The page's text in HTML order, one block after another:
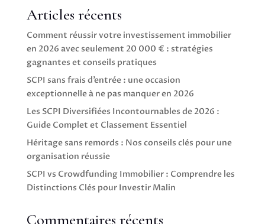
Articles récents
Comment réussir votre investissement immobilier
en 2026 avec seulement 20 000 € : stratégies
gagnantes et conseils pratiques
SCPI sans frais d’entrée : une occasion
exceptionnelle à ne pas manquer en 2026
Les SCPI Diversifiées Incontournables de 2026 :
Guide Complet et Classement Essentiel
Héritage sans remords : Nos conseils clés pour une
organisation réussie
SCPI vs Crowdfunding Immobilier : Comprendre les
Distinctions Clés pour Investir Malin
Commentaires récents